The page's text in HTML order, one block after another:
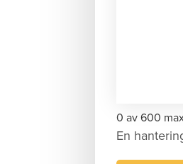
0 av 600
En